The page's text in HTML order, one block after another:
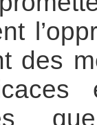
des